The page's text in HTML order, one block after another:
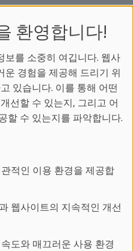
보기
환영합니다!
보를 소중히 여깁니다. 웹사
경험을 제공해 드리기 위
있습니다. 이를 통해 어떤
선할 수 있는지, 그리고 어
할 수 있는지를 파악합니다.
적인 이용 환경을 제공합
웹사이트의 지속적인 개선
도와 매끄러운 사용 환경